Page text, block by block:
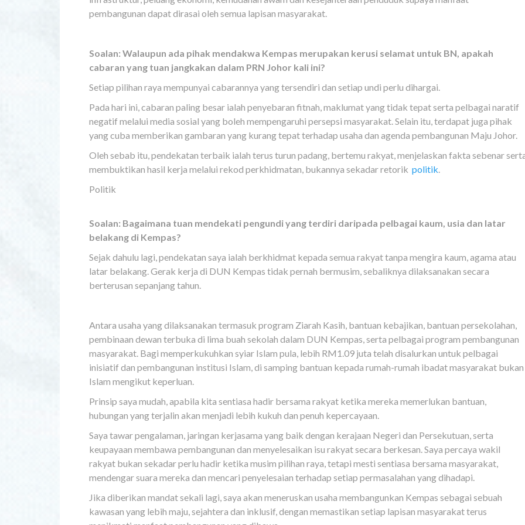
pembangunan dapat dirasai oleh semua lapisan masyarakat.
Soalan: Walaupun ada pihak mendakwa Kempas merupakan kerusi selamat untuk BN, apakah
cabaran yang tuan jangkakan dalam PRN Johor kali ini?
Setiap pilihan raya mempunyai cabarannya yang tersendiri dan setiap undi perlu dihargai.
Pada hari ini, cabaran paling besar ialah penyebaran fitnah, maklumat yang tidak tepat serta pelbagai naratif
negatif melalui media sosial yang boleh mempengaruhi persepsi masyarakat. Selain itu, terdapat juga pihak
yang cuba memberikan gambaran yang kurang tepat terhadap usaha dan agenda pembangunan Maju Johor.
Oleh sebab itu, pendekatan terbaik ialah terus turun padang, bertemu rakyat, menjelaskan fakta sebenar
membuktikan hasil kerja melalui rekod perkhidmatan, bukannya sekadar retorik politik.
Politik
Soalan: Bagaimana tuan mendekati pengundi yang terdiri daripada pelbagai kaum, usia dan latar
belakang di Kempas?
Sejak dahulu lagi, pendekatan saya ialah berkhidmat kepada semua rakyat tanpa mengira kaum, agama atau
latar belakang. Gerak kerja di DUN Kempas tidak pernah bermusim, sebaliknya dilaksanakan secara
berterusan sepanjang tahun.
Antara usaha yang dilaksanakan termasuk program Ziarah Kasih, bantuan kebajikan, bantuan persekolahan,
pembinaan dewan terbuka di lima buah sekolah dalam DUN Kempas, serta pelbagai program pembangunan
masyarakat. Bagi memperkukuhkan syiar Islam pula, lebih RM1.09 juta telah disalurkan untuk pelbagai
inisiatif dan pembangunan institusi Islam, di samping bantuan kepada rumah-rumah ibadat masyarakat bukan
Islam mengikut keperluan.
Prinsip saya mudah, apabila kita sentiasa hadir bersama rakyat ketika mereka memerlukan bantuan,
hubungan yang terjalin akan menjadi lebih kukuh dan penuh kepercayaan.
Saya tawar pengalaman, jaringan kerjasama yang baik dengan kerajaan Negeri dan Persekutuan, serta
keupayaan membawa pembangunan dan menyelesaikan isu rakyat secara berkesan. Saya percaya wakil
rakyat bukan sekadar perlu hadir ketika musim pilihan raya, tetapi mesti sentiasa bersama masyarakat,
mendengar suara mereka dan mencari penyelesaian terhadap setiap permasalahan yang dihadapi.
Jika diberikan mandat sekali lagi, saya akan meneruskan usaha membangunkan Kempas sebagai sebuah
kawasan yang lebih maju, sejahtera dan inklusif, dengan memastikan setiap lapisan masyarakat terus